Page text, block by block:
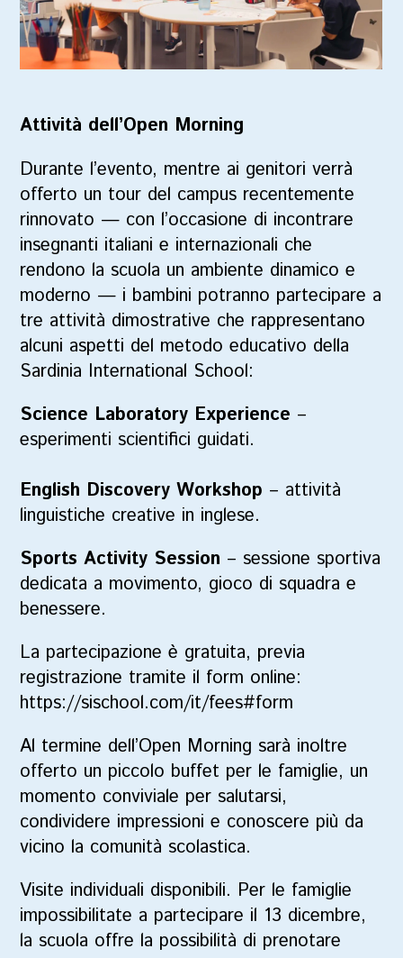
Attività dell’Open Morning
Durante l’evento, mentre ai genitori verrà
offerto un tour del campus recentemente
rinnovato — con l’occasione di incontrare
insegnanti italiani e internazionali che
rendono la scuola un ambiente dinamico e
moderno — i bambini potranno partecipare a
tre attività dimostrative che rappresentano
alcuni aspetti del metodo educativo della
Sardinia International School:
Science Laboratory Experience –
esperimenti scientifici guidati.
English Discovery Workshop – attività
linguistiche creative in inglese.
Sports Activity Session – sessione sportiva
dedicata a movimento, gioco di squadra e
benessere.
La partecipazione è gratuita, previa
registrazione tramite il form online:
https://sischool.com/it/fees#form
Al termine dell’Open Morning sarà inoltre
offerto un piccolo buffet per le famiglie, un
momento conviviale per salutarsi,
condividere impressioni e conoscere più da
vicino la comunità scolastica.
Visite individuali disponibili. Per le famiglie
impossibilitate a partecipare il 13 dicembre,
la scuola offre la possibilità di prenotare